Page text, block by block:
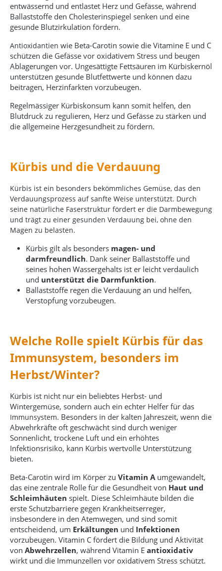
entwässernd und entlastet Herz und Gefässe, während
Ballaststoffe den Cholesterinspiegel senken und eine
gesunde Blutzirkulation fördern.
Antioxidantien wie Beta-Carotin sowie die Vitamine E und C
schützen die Gefässe vor oxidativem Stress und beugen
Ablagerungen vor. Ungesättigte Fettsäuren im Kürbiskernöl
unterstützen gesunde Blutfettwerte und können dazu
beitragen, Herzinfarkten vorzubeugen.
Regelmässiger Kürbiskonsum kann somit helfen, den
Blutdruck zu regulieren, Herz und Gefässe zu stärken und
die allgemeine Herzgesundheit zu fördern.
Kürbis und die Verdauung
Kürbis ist ein besonders bekömmliches Gemüse, das den
Verdauungsprozess auf sanfte Weise unterstützt. Durch
seine natürliche Faserstruktur fördert er die Darmbewegung
und trägt zu einer gesunden Verdauung bei, ohne den
Magen zu belasten.
Kürbis gilt als besonders magen- und
darmfreundlich. Dank seiner Ballaststoffe und
seines hohen Wassergehalts ist er leicht verdaulich
und unterstützt die Darmfunktion.
Ballaststoffe regen die Verdauung an und helfen,
Verstopfung vorzubeugen.
Welche Rolle spielt Kürbis für das
Immunsystem, besonders im
Herbst/Winter?
Kürbis ist nicht nur ein beliebtes Herbst- und
Wintergemüse, sondern auch ein echter Helfer für das
Immunsystem. Besonders in der kalten Jahreszeit, wenn die
Abwehrkräfte oft geschwächt sind durch weniger
Sonnenlicht, trockene Luft und ein erhöhtes
Infektionsrisiko, kann Kürbis wertvolle Unterstützung
bieten.
Beta-Carotin wird im Körper zu Vitamin Aumgewandelt,
das eine zentrale Rolle für die Gesundheit von Haut und
Schleimhäuten spielt. Diese Schleimhäute bilden die
erste Schutzbarriere gegen Krankheitserreger,
insbesondere in den Atemwegen, und sind somit
entscheidend, um Erkältungen und Infektionen
vorzubeugen. Vitamin C fördert die Bildung und Aktivität
von Abwehrzellen, während Vitamin E antioxidativ
wirkt und die Immunzellen vor oxidativem Stress schützt.